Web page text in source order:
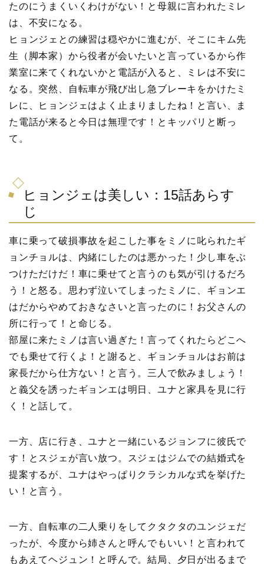
たのにうまくいくわけがない！と母親に言われたミレ
は、不安になる。
ヒョンジェとの練習は穏やかに進むが、そこにキム先
生（脚本家）から役者が会いたいと言っているから作
業室に来てくれないかと電話が入ると、ミレは不安に
なる。突然、自転車が飛び出し急ブレーキをかけたミ
レに、ヒョンジェはよく止まりましたね！と言い、ま
た電話が来ると今日は無理です！とキッパリと断っ
て。
ヒョンジェは美しい：15話あらす
じ
車に乗って破損事故を起こした事をミノに叱られたギ
ョンチョルは、内緒にしたのは悪かった！少し車をぶ
つけただけだ！車に乗せてと言うのも気が引けるだろ
う！と怒る。思わず泣いてしまったミノに、ギョンエ
はだからやめておきなさいと言ったのに！お父さんの
所に行って！と命じる。
部屋に来たミノは言い過ぎた！言ってくれたらどこへ
でも乗せて行くよ！と謝ると、ギョンチョルはお前は
家長だから仕方ない！と言う。三人で飲みましょう！
と義父を誘ったギョンエは明日、ユナと家具を見に行
く！と話して。
一方、店に行き、ユナと一緒にいるジョンフに彼氏で
す！とスジェが言い放つ。スジェはジムでの結婚式を
提案するが、ユナはやっぱりクラシカルな式を挙げた
い！と言う。
一方、自転車の二人乗りをしてクタクタのユンジェだ
ったが、今度から姉さんと呼んでもいい！と言われて
もあえてヘジュン！と呼んで。結局、夕日が出るまで